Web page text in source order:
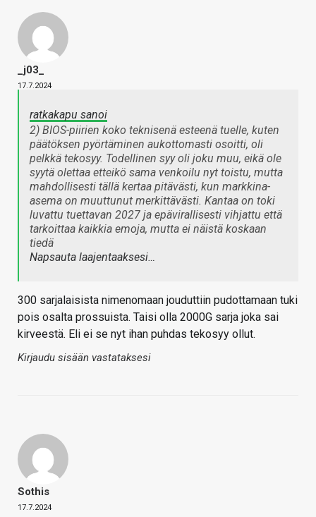
_j03_
17.7.2024
ratkakapu sanoi
2) BIOS-piirien koko teknisenä esteenä tuelle, kuten
päätöksen pyörtäminen aukottomasti osoitti, oli
pelkkä tekosyy. Todellinen syy oli joku muu, eikä ole
syytä olettaa etteikö sama venkoilu nyt toistu, mutta
mahdollisesti tällä kertaa pitävästi, kun markkina-
asema on muuttunut merkittävästi. Kantaa on toki
luvattu tuettavan 2027 ja epävirallisesti vihjattu että
tarkoittaa kaikkia emoja, mutta ei näistä koskaan
tiedä
Napsauta laajentaaksesi…
300 sarjalaisista nimenomaan jouduttiin pudottamaan tuki
pois osalta prossuista. Taisi olla 2000G sarja joka sai
kirveestä. Eli ei se nyt ihan puhdas tekosyy ollut.
Kirjaudu sisään vastataksesi
Sothis
17.7.2024